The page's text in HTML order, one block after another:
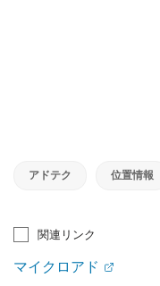
アドテク 位置情報
関連リンク
マイクロアド